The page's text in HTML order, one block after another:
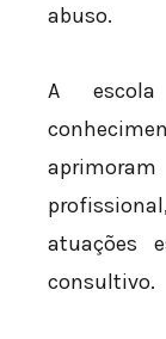
abuso.
A
atuações
consultivo.